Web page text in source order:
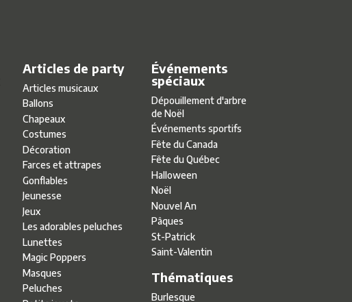
Articles de party
Articles musicaux
Ballons
Chapeaux
Costumes
Décoration
Farces et attrapes
Gonflables
Jeunesse
Jeux
Les adorables peluches
Lunettes
Magic Poppers
Masques
Peluches
Événements
spéciaux
Dépouillement d'arbre
de Noël
Événements sportifs
Fête du Canada
Fête du Québec
Halloween
Noël
Nouvel An
Pâques
St-Patrick
Saint-Valentin
Thématiques
Burlesque